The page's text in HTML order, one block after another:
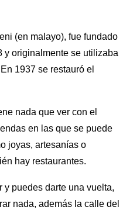
(en malayo), fue fundado
y originalmente se utilizaba
1937 se restauró el
nada que ver con el
en las que se puede
joyas, artesanías o
hay restaurantes.
y puedes darte una vuelta,
nada, además la calle del